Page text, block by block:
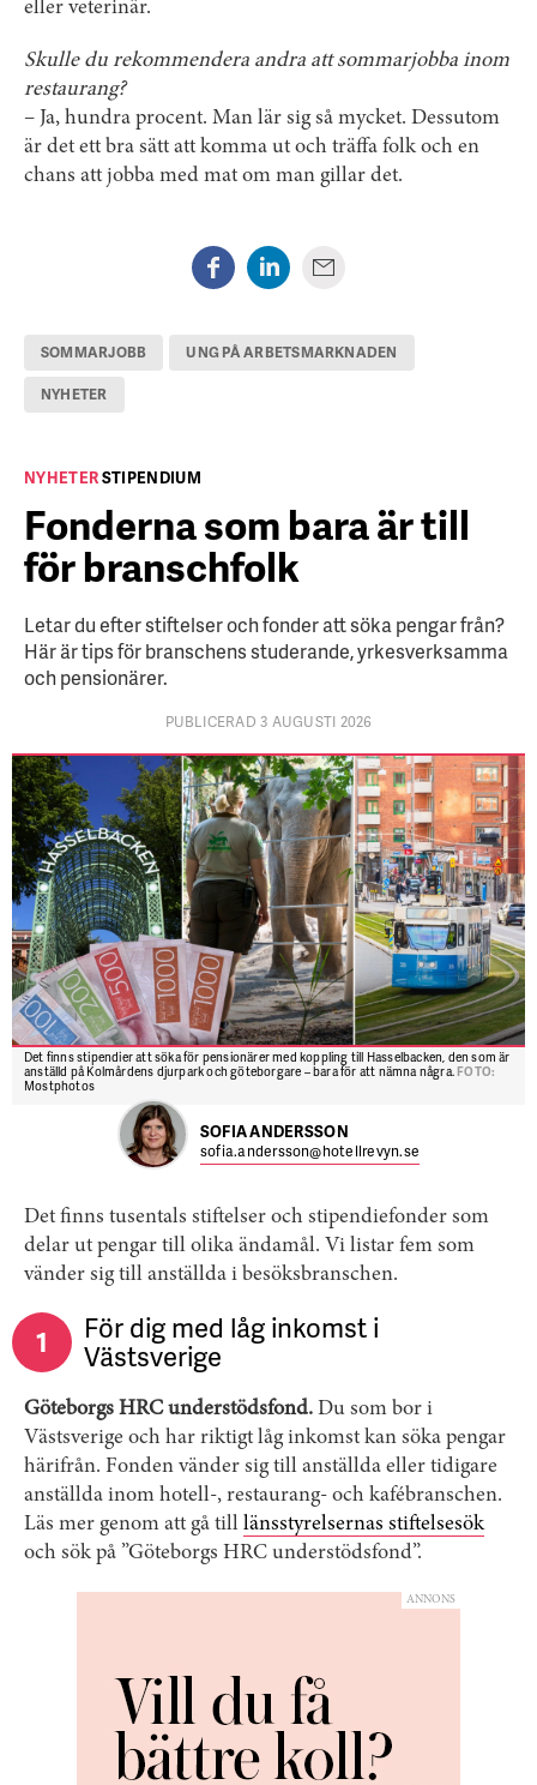
eller veterinär.
Skulle du rekommendera andra att sommarjobba inom
restaurang?
– Ja, hundra procent. Man lär sig så mycket. Dessutom
är det ett bra sätt att komma ut och träffa folk och en
chans att jobba med mat om man gillar det.
SOMMARJOBB UNG PÅ ARBETSMARKNADEN
NYHETER
NYHETERSTIPENDIUM
Fonderna som bara är till
för branschfolk
Letar du efter stiftelser och fonder att söka pengar från?
Här är tips för branschens studerande, yrkesverksamma
och pensionärer.
PUBLICERAD 3 AUGUSTI 2026
Det finns stipendier att söka för pensionärer med koppling till Hasselbacken, den som är
anställd på Kolmårdens djurpark och göteborgare – bara för att nämna några.FOTO:
Mostphotos
SOFIA ANDERSSON
sofia.andersson@hotellrevyn.se
Det finns tusentals stiftelser och stipendiefonder som
delar ut pengar till olika ändamål. Vi listar fem som
vänder sig till anställda i besöksbranschen.
1 För dig med låg inkomst i
Västsverige
Göteborgs HRC understödsfond. Du som bor i
Västsverige och har riktigt låg inkomst kan söka pengar
härifrån. Fonden vänder sig till anställda eller tidigare
anställda inom hotell-, restaurang- och kafébranschen.
Läs mer genom att gå till länsstyrelsernas stiftelsesök
och sök på ”Göteborgs HRC understödsfond”.
ANNONS